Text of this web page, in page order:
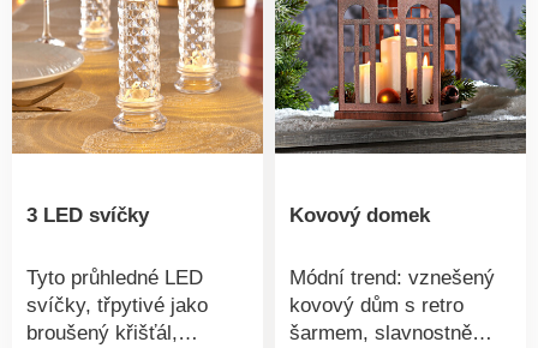
CR2032. Sada 6 ks.
3 LED svíčky
Tyto průhledné LED
svíčky, třpytivé jako
broušený křišťál,
Kovový domek
Módní trend: vznešený
kovový dům s retro
šarmem, slavnostně